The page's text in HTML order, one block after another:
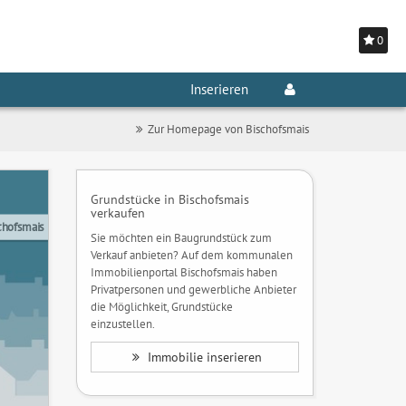
0
Inserieren
Zur Homepage von Bischofsmais
Grundstücke in Bischofsmais
verkaufen
Sie möchten ein Baugrundstück zum
Verkauf anbieten? Auf dem kommunalen
Immobilienportal Bischofsmais haben
Privatpersonen und gewerbliche Anbieter
die Möglichkeit, Grundstücke
einzustellen.
Immobilie inserieren